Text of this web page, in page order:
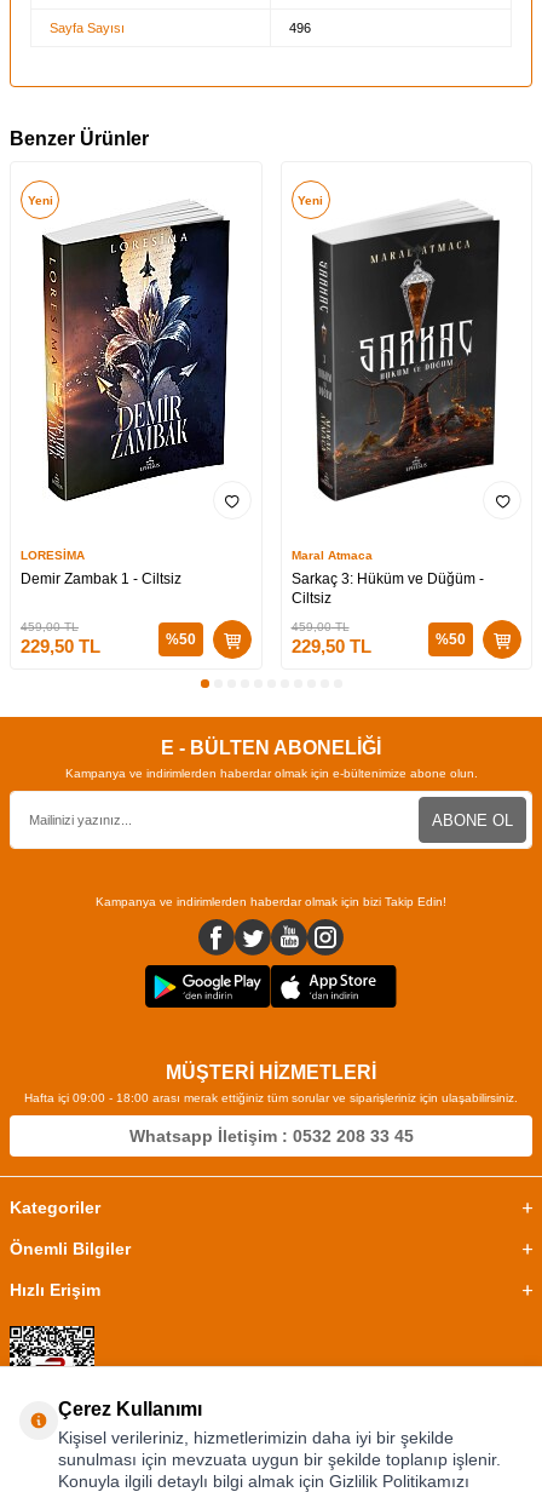
Sayfa Sayısı 496
Benzer Ürünler
Yeni
LORESİMA
Demir Zambak 1 - Ciltsiz
459,00TL
229,50 TL %50
Yeni
Maral Atmaca
Sarkaç 3: Hüküm ve Düğüm -
Ciltsiz
459,00TL
229,50TL %50
E - BÜLTEN ABONELİĞİ
Kampanya ve indirimlerden haberdar olmak için e-bültenimize abone olun.
ABONE OL
Kampanya ve indirimlerden haberdar olmak için bizi Takip Edin!
MÜŞTERİ HİZMETLERİ
Hafta içi 09:00 - 18:00 arası merak ettiğiniz tüm sorular ve siparişleriniz için ulaşabilirsiniz.
Whatsapp İletişim : 0532 208 33 45
Kategoriler
Önemli Bilgiler
Hızlı Erişim
Çerez Kullanımı
Kişisel verileriniz, hizmetlerimizin daha iyi bir şekilde
sunulması için mevzuata uygun bir şekilde toplanıp işlenir.
Konuyla ilgili detaylı bilgi almak için Gizlilik Politikamızı